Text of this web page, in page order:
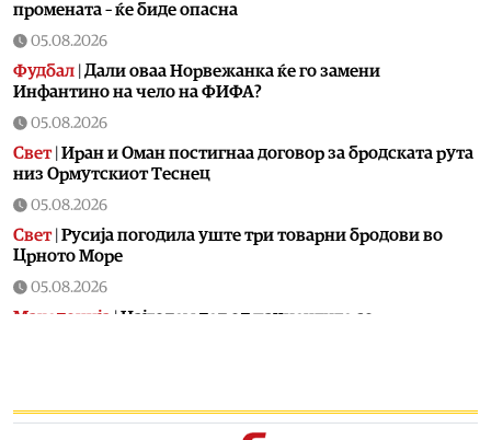
промената – ќе биде опасна
05.08.2026
Фудбал Дали оваа Норвежанка ќе го замени
Инфантино на чело на ФИФА?
05.08.2026
Свет| Иран и Оман постигнаа договор за бродската рута
низ Ормутскиот Теснец
05.08.2026
Свет| Русија погодила уште три товарни бродови во
Црното Море
05.08.2026
Македонија |Најголем дел од пациентите сo
запалена трева при сечење со брусилица